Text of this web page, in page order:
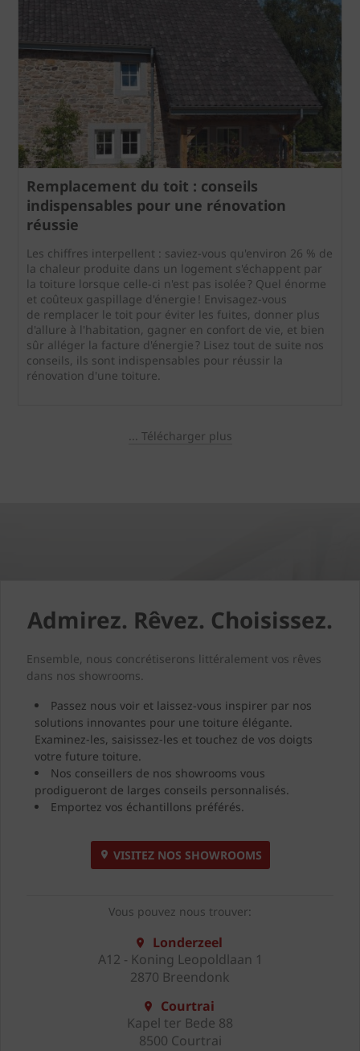
Remplacement du toit : conseils
indispensables pour une rénovation
réussie
Les chiffres interpellent : saviez-vous qu'environ 26 % de
la chaleur produite dans un logement s'échappent par
la toiture lorsque celle-ci n'est pas isolée ? Quel énorme
et coûteux gaspillage d'énergie ! Envisagez-vous
de remplacer le toit pour éviter les fuites, donner plus
d'allure à l'habitation, gagner en confort de vie, et bien
sûr alléger la facture d'énergie ? Lisez tout de suite nos
conseils, ils sont indispensables pour réussir la
rénovation d'une toiture.
... Télécharger plus
Admirez. Rêvez. Choisissez.
Ensemble, nous concrétiserons littéralement vos rêves
dans nos showrooms.
Passez nous voir et laissez-vous inspirer par nos
solutions innovantes pour une toiture élégante.
Examinez-les, saisissez-les et touchez de vos doigts
votre future toiture.
Nos conseillers de nos showrooms vous
prodigueront de larges conseils personnalisés.
Emportez vos échantillons préférés.
VISITEZ NOS SHOWROOMS
Vous pouvez nous trouver:
Londerzeel
A12 - Koning Leopoldlaan 1
2870 Breendonk
Courtrai
Kapel ter Bede 88
8500 Courtrai